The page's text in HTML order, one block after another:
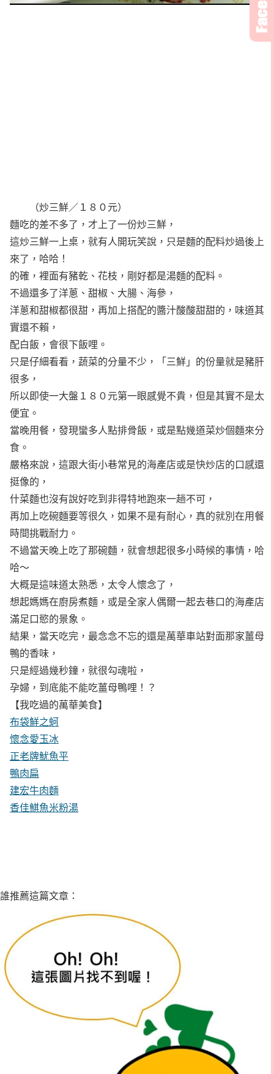
（炒三鮮／１８０元）
麵吃的差不多了，才上了一份炒三鮮，
這炒三鮮一上桌，就有人開玩笑說，只是麵的配料炒過後上
來了，哈哈！
的確，裡面有豬乾、花枝，剛好都是湯麵的配料。
不過還多了洋蔥、甜椒、大腸、海參，
洋蔥和甜椒都很甜，再加上搭配的醬汁酸酸甜甜的，味道其
實還不賴，
配白飯，會很下飯哩。
只是仔細看看，蔬菜的分量不少，「三鮮」的份量就是豬肝
很多，
所以即使一大盤１８０元第一眼感覺不貴，但是其實不是太
便宜。
當晚用餐，發現蠻多人點排骨飯，或是點幾道菜炒個麵來分
食。
嚴格來說，這跟大街小巷常見的海產店或是快炒店的口感還
挺像的，
什菜麵也沒有說好吃到非得特地跑來一趟不可，
再加上吃碗麵要等很久，如果不是有耐心，真的就別在用餐
時間挑戰耐力。
不過當天晚上吃了那碗麵，就會想起很多小時候的事情，哈
哈～
大概是這味道太熟悉，太令人懷念了，
想起媽媽在廚房煮麵，或是全家人偶爾一起去巷口的海產店
滿足口慾的景象。
結果，當天吃完，最念念不忘的還是萬華車站對面那家薑母
鴨的香味，
只是經過幾秒鐘，就很勾魂啦，
孕婦，到底能不能吃薑母鴨哩！？
【我吃過的萬華美食】
布袋鮮之蚵
懷念愛玉冰
正老牌魷魚平
鴨肉扁
建宏牛肉麵
香佳鯕魚米粉湯
誰推薦這篇文章：